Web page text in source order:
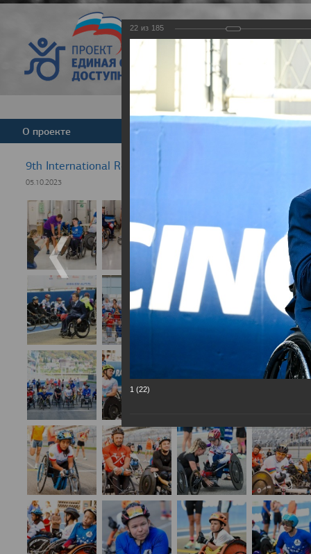
Версия для
О проекте Команда Новости
9th International Rezept-Sport Wheelchair Half
05.10.2023
22 из 185
1 (22)